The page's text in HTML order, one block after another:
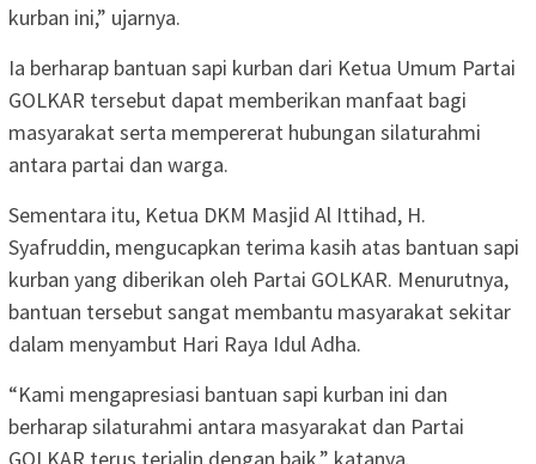
kurban ini,” ujarnya.
Ia berharap bantuan sapi kurban dari Ketua Umum Partai
GOLKAR tersebut dapat memberikan manfaat bagi
masyarakat serta mempererat hubungan silaturahmi
antara partai dan warga.
Sementara itu, Ketua DKM Masjid Al Ittihad, H.
Syafruddin, mengucapkan terima kasih atas bantuan sapi
kurban yang diberikan oleh Partai GOLKAR. Menurutnya,
bantuan tersebut sangat membantu masyarakat sekitar
dalam menyambut Hari Raya Idul Adha.
“Kami mengapresiasi bantuan sapi kurban ini dan
berharap silaturahmi antara masyarakat dan Partai
GOLKAR terus terjalin dengan baik,” katanya.